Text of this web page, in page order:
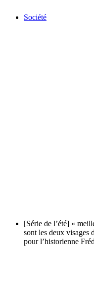
Société
[Série de l’été] «
sont les deux visages
pour l’historienne